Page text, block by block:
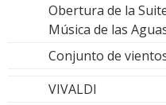
Obertura de la
Música de las
Conjunto de
VIVALDI